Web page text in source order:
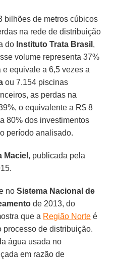
bilhões de metros cúbicos
na rede de distribuição
do Instituto Trata Brasil ,
volume representa 37%
equivale a 6,5 vezes a
ou 7.154 piscinas
as perdas na
o equivalente a R$ 8
80% dos investimentos
período analisado.
Maciel , publicada pela
noSistema Nacional de
de 2013, do
que a Região Norte é
processo de distribuição.
água usada no
em razão de